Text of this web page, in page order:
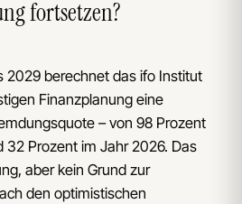
fortsetzen?
2029 berechnet das ifo Institut
Finanzplanung eine
– von 98 Prozent
32 Prozent im Jahr 2026. Das
aber kein Grund zur
den optimistischen